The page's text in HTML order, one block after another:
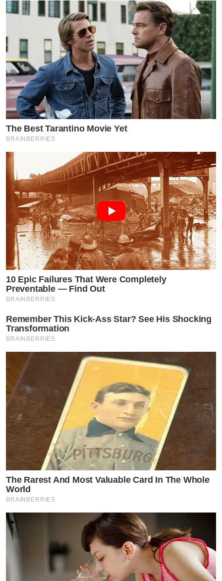
The Best Tarantino Movie Yet
BRAINBERRIES
10 Epic Failures That Were Completely
Preventable — Find Out
BRAINBERRIES
Remember This Kick-Ass Star? See His Shocking
Transformation
BRAINBERRIES
The Rarest And Most Valuable Card In The Whole
World
BRAINBERRIES